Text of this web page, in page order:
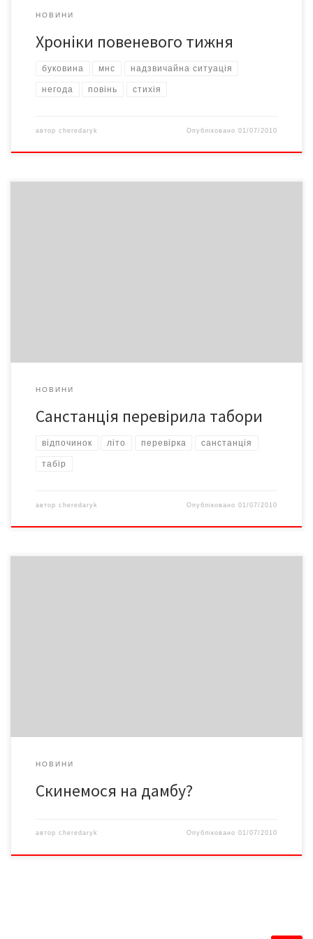
НОВИНИ
Хроніки повеневого тижня
буковина мнс надзвичайна ситуація
негода повінь стихія
автор cheredaryk Опубліковано01/07/2010
НОВИНИ
Санстанція перевірила табори
відпочинок літо перевірка санстанція
табір
автор cheredaryk Опубліковано01/07/2010
НОВИНИ
Скинемося на дамбу?
автор cheredaryk Опубліковано01/07/2010